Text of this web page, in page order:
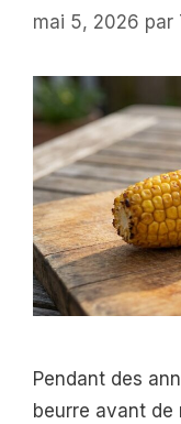
mai 5, 2026 par
Pendant des
beurre avant de